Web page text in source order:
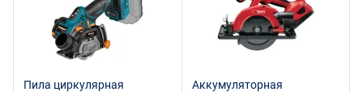
Пила циркулярная
Аккумуляторная